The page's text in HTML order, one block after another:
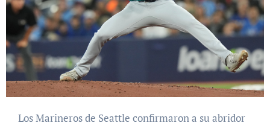
Los Marineros de Seattle confirmaron a su abridor